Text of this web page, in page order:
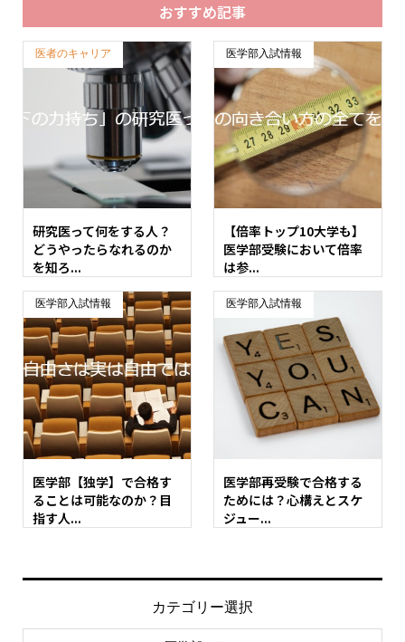
おすすめ記事
医者のキャリア
研究医って何をする人？
どうやったらなれるのか
を知ろ...
医学部入試情報
【倍率トップ10大学も】
医学部受験において倍率
は参...
医学部入試情報
医学部【独学】で合格す
ることは可能なのか？目
指す人...
医学部入試情報
医学部再受験で合格する
ためには？心構えとスケ
ジュー...
カテゴリー選択